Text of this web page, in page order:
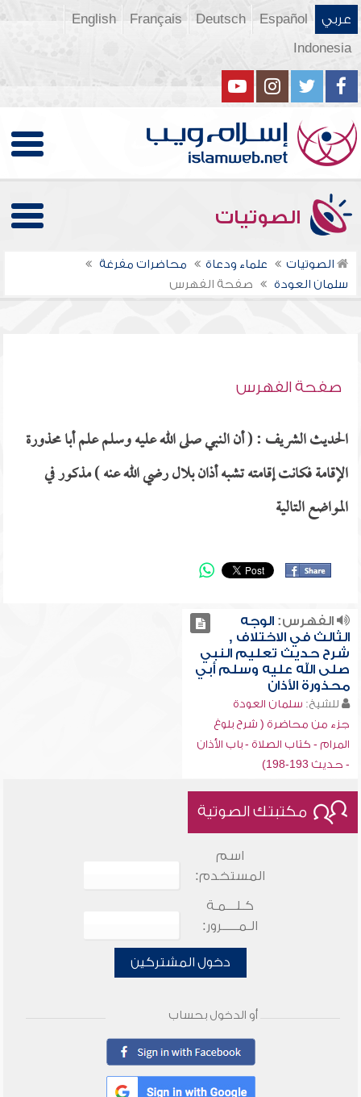
عربي Español
Deutsch
Français
English
Indonesia
الصوتيات
الصوتيات علماء ودعاة
محاضرات مفرغة
سلمان العودة
صفحة الفهرس
صفحة الفهرس
الحديث الشريف : ( أن النبي صلى الله عليه وسلم علم أبا محذورة
الإقامة فكانت إقامته تشبه أذان بلال رضي الله عنه ) مذكور في
المواضع التالية
الفهرس:الوجه
الثالث في الاختلاف ,
شرح حديث تعليم النبي
صلى الله عليه وسلم أبي
محذورة الأذان
للشيخ: سلمان العودة
جزء من محاضرة ( شرح بلوغ
المرام - كتاب الصلاة - باب الأذان
- حديث 193-198)
مكتبتك الصوتية
اسم
المستخدم:
كـلـــمـة
الـمـــــرور:
دخول المشتركين
أو الدخول بحساب